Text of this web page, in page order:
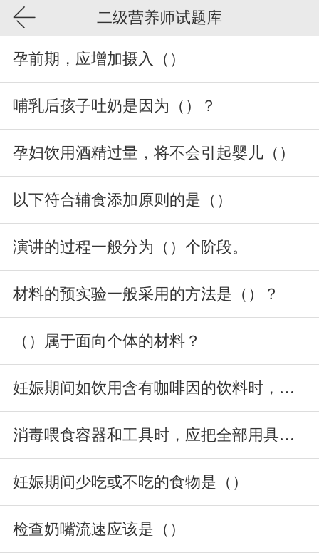
二级营养师试题库
孕前期，应增加摄入（）
哺乳后孩子吐奶是因为（）？
孕妇饮用酒精过量，将不会引起婴儿（）
以下符合辅食添加原则的是（）
演讲的过程一般分为（）个阶段。
材料的预实验一般采用的方法是（）？
（）属于面向个体的材料？
妊娠期间如饮用含有咖啡因的饮料时，每日不超过（）杯。
消毒喂食容器和工具时，应把全部用具放在水中，然后煮沸时间不少于（
妊娠期间少吃或不吃的食物是（）
检查奶嘴流速应该是（）